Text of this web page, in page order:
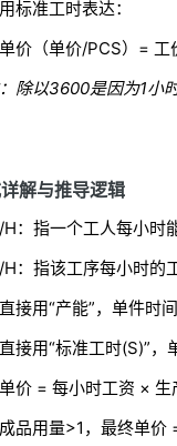
标准工时表达：
价（单价/PCS）=
：除以3600是因为1小
解与推导逻辑
：指一个工人每小时
：指该工序每小时的
接用“产能”，单件时
接用“标准工时(S)”
价 = 每小时工资 × 生
成品用量>1， 最终单价